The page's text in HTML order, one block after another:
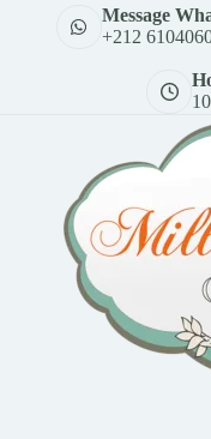
Message
+212